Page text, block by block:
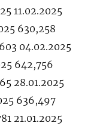
11.02.2025
630,258
04.02.2025
642,756
28.01.2025
636,497
21.01.2025